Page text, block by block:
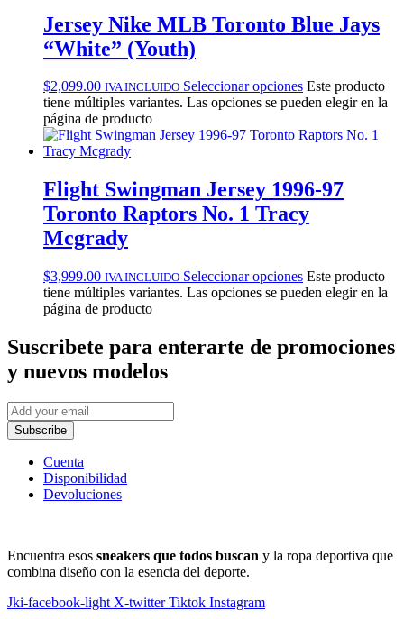
Jersey Nike MLB Toronto Blue Jays
“White” (Youth)
$2,099.00 IVA INCLUIDO Seleccionar opciones Este producto
tiene múltiples variantes. Las opciones se pueden elegir en la
página de producto
Flight Swingman Jersey 1996-97
Toronto Raptors No. 1 Tracy
Mcgrady
$3,999.00 IVA INCLUIDO Seleccionar opciones Este producto
tiene múltiples variantes. Las opciones se pueden elegir en la
página de producto
Suscribete para enterarte de promociones
y nuevos modelos
Subscribe
Cuenta
Disponibilidad
Devoluciones
Encuentra esos sneakers que todos buscan y la ropa deportiva que
combina diseño con la esencia del deporte.
Jki-facebook-light X-twitter Tiktok Instagram